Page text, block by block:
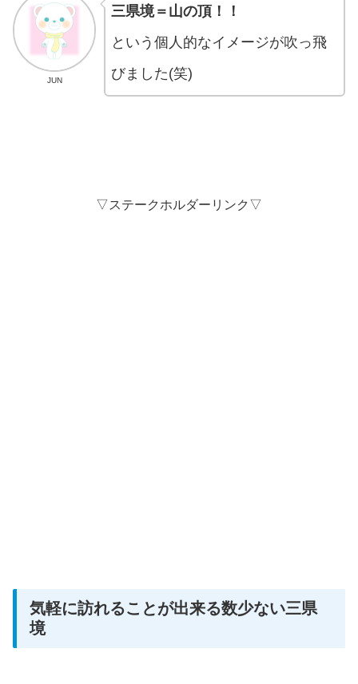
JUN
三県境＝山の頂！！
という個人的なイメージが吹っ飛
びました(笑)
▽ステークホルダーリンク▽
気軽に訪れることが出来る数少ない三県
境